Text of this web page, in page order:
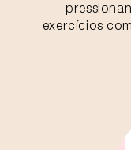
exercícios